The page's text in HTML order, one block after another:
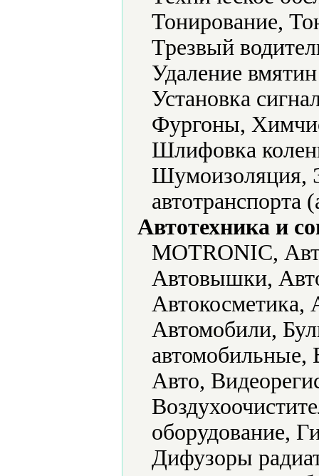
Тонирование,
Трезвый
Удаление
Установка
Фургоны,
Шлифовка
Шумоизоляция,
автотранспорта
Автотехника и
MOTRONIC,
Автовышки,
Автокосметика,
Автомобили,
Авто,
оборудование,
Дифузоры